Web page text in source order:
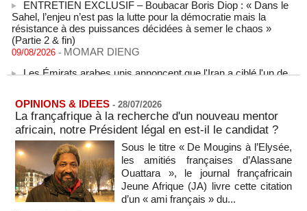
Sahel, l’enjeu n’est pas la lutte pour la démocratie mais la
résistance à des puissances décidées à semer le chaos »
(Partie 2 & fin)
09/08/2026 -MOMAR DIENG
leurs navires avec un missile dans le détroit d'Ormuz
Le bilan des décès liés à la « migration massive » vers
Ceuta s'élève désormais à 14 personnes, selon une autorité
marocaine :
08/08/2026 -
Sénégal - Une revue de presse du 8 août 2026 (Par IA)
08/08/2026 -MOMO ALADJI
SENEGAL - Les Unes de la presse quotidienne du 8/9 août
OPINIONS & IDEES - 28/07/2026
La françafrique à la recherche d'un nouveau mentor
africain, notre Président légal en est-il le candidat ?
Sous le titre « De Mougins à l’Elysée,
les amitiés françaises d’Alassane
Ouattara », le journal françafricain
Jeune Afrique (JA) livre cette citation
d’un « ami français » du...